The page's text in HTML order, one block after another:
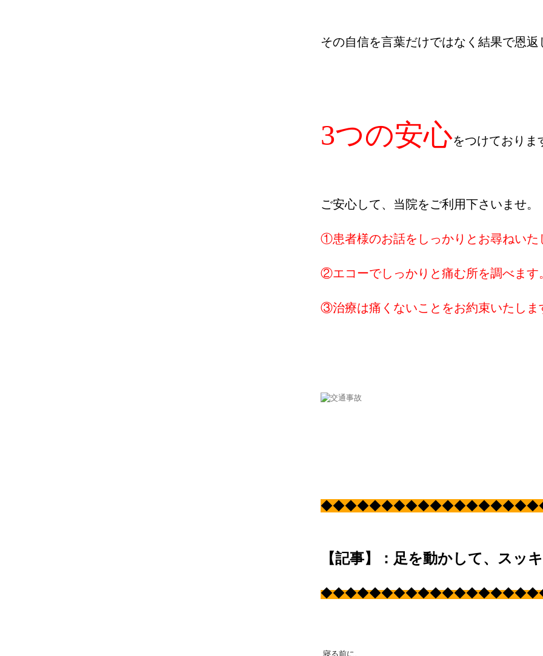
その自信を言葉だけではなく結果で恩返
3つの安心をつけておりま
ご安心して、当院をご利用下さいませ。
①患者様のお話をしっかりとお尋ねいた
②エコーでしっかりと痛む所を調べます
③治療は痛くないことをお約束いたしま
◆◆◆◆◆◆◆◆◆◆◆◆◆◆◆◆◆◆
【記事】：足を動かして、スッキ
◆◆◆◆◆◆◆◆◆◆◆◆◆◆◆◆◆◆
寝る前に、